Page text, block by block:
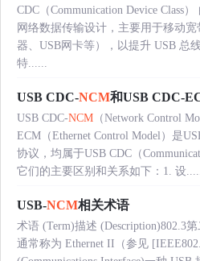
CDC（Communication Device Class
网络数据传输设计，主要用于移动宽
器、USB网卡等），以提升 USB 总
特......
USB CDC-NCM和USB CDC-
USB CDC-NCM （Network Control
ECM（Ethernet Control Model）是
协议，均属于USB CDC（
它们的主要区别和关系如下：1. 设
USB-NCM相关术语
术语 (Term)描述 (Description)802.3
通常称为 Ethernet II（参见